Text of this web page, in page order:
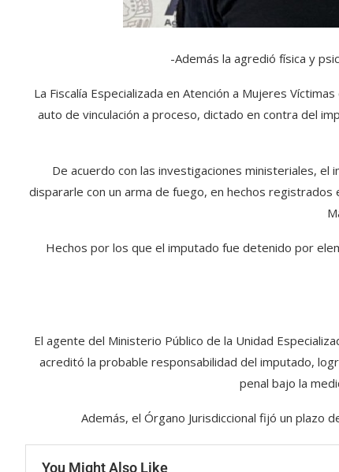
-Además la agredió física y
La Fiscalía Especializada en Atención a Mujeres
auto de vinculación a proceso, dictado en contra del
De acuerdo con las investigaciones ministeriales,
dispararle con un arma de fuego, en hechos
Hechos por los que el imputado fue detenido por
El agente del Ministerio Público de la Unidad
acreditó la probable responsabilidad del imputado,
penal bajo la
Además, el Órgano Jurisdiccional fijó un plazo
You Might Also Like